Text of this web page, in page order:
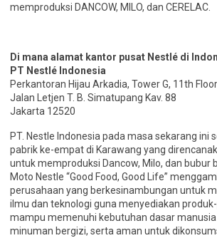
memproduksi DANCOW, MILO, dan CERELAC.
Di mana alamat kantor pusat Nestlé di
PT Nestlé Indonesia
Perkantoran Hijau Arkadia, Tower G, 11th Floor
Jalan Letjen T. B. Simatupang Kav. 88
Jakarta 12520
PT. Nestle Indonesia pada masa sekarang ini
pabrik ke-empat di Karawang yang
untuk memproduksi Dancow, Milo, dan bubur
Moto Nestle “Good Food, Good Life”
perusahaan yang berkesinambungan untuk
ilmu dan teknologi guna menyediakan
mampu memenuhi kebutuhan dasar
minuman bergizi, serta aman untuk